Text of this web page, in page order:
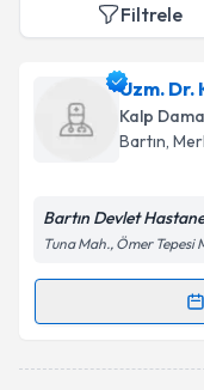
Filtrele
Uzm. Dr.
Kalp
Bartın,
Bartın Devlet
Tuna Mah., Ömer Tepesi
Randevu